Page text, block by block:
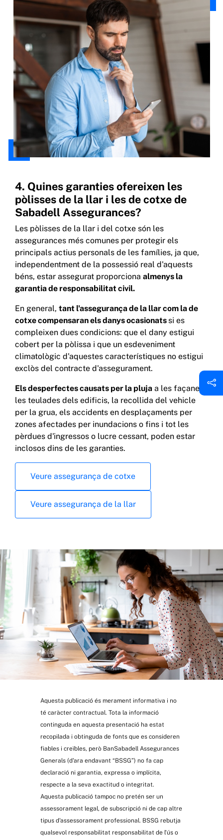
4. Quines garanties ofereixen les
pòlisses de la llar i les de cotxe de
Sabadell Assegurances?
Les pòlisses de la llar i del cotxe són les
assegurances més comunes per protegir els
principals actius personals de les famílies, ja que,
independentment de la possessió real d'aquests
béns, estar assegurat proporciona almenys la
garantia de responsabilitat civil.
En general, tant l'assegurança de la llar com la de
cotxe compensaran els danys ocasionats si es
compleixen dues condicions: que el dany estigui
cobert per la pòlissa i que un esdeveniment
climatològic d'aquestes característiques no estigui
exclòs del contracte d'assegurament.
Els desperfectes causats per la pluja a les façanes i
les teulades dels edificis, la recollida del vehicle
per la grua, els accidents en desplaçaments per
zones afectades per inundacions o fins i tot les
pèrdues d'ingressos o lucre cessant, poden estar
inclosos dins de les garanties.
Veure assegurança de cotxe
Veure assegurança de la llar
Aquesta publicació és merament informativa i no
té caràcter contractual. Tota la informació
continguda en aquesta presentació ha estat
recopilada i obtinguda de fonts que es consideren
fiables i creïbles, però BanSabadell Assegurances
Generals (d'ara endavant “BSSG”) no fa cap
declaració ni garantia, expressa o implícita,
respecte a la seva exactitud o integritat.
Aquesta publicació tampoc no pretén ser un
assessorament legal, de subscripció ni de cap altre
tipus d'assessorament professional. BSSG rebutja
qualsevol responsabilitat responsabilitat de l'ús o